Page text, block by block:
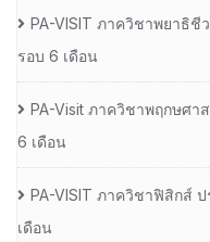
PA-VISIT ภาควิชาพยาธิ
รอบ 6 เดือน
PA-Visit ภาควิชาพฤกษศา
6 เดือน
PA-VISIT ภาควิชาฟิสิกส์
เดือน